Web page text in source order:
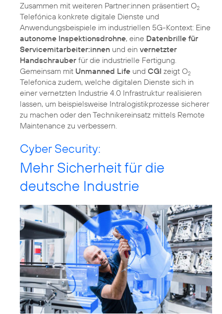
Zusammen mit weiteren Partner:innen präsentiert O2
Telefónica konkrete digitale Dienste und
Anwendungsbeispiele im industriellen 5G-Kontext: Eine
autonome Inspektionsdrohne, eine Datenbrille für
Servicemitarbeiter:innen und ein vernetzter
Handschrauber für die industrielle Fertigung.
Gemeinsam mit Unmanned Life und CGI zeigt O2
Telefonica zudem, welche digitalen Dienste sich in
einer vernetzten Industrie 4.0 Infrastruktur realisieren
lassen, um beispielsweise Intralogistikprozesse sicherer
zu machen oder den Technikereinsatz mittels Remote
Maintenance zu verbessern.
Cyber Security:
Mehr Sicherheit für die
deutsche Industrie